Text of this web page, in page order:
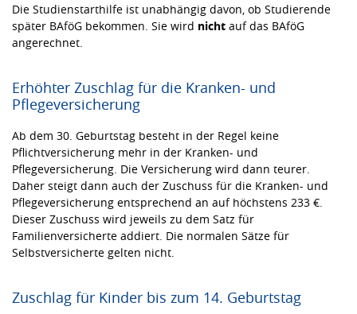
Die Studienstarthilfe ist unabhängig davon, ob Studierende
später BAföG bekommen. Sie wird nicht auf das BAföG
angerechnet.
Erhöhter Zuschlag für die Kranken- und
Pflegeversicherung
Ab dem 30. Geburtstag besteht in der Regel keine
Pflichtversicherung mehr in der Kranken- und
Pflegeversicherung. Die Versicherung wird dann teurer.
Daher steigt dann auch der Zuschuss für die Kranken- und
Pflegeversicherung entsprechend an auf höchstens 233 €.
Dieser Zuschuss wird jeweils zu dem Satz für
Familienversicherte addiert. Die normalen Sätze für
Selbstversicherte gelten nicht.
Zuschlag für Kinder bis zum 14. Geburtstag